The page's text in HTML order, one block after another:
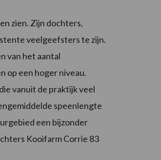
zien. Zijn dochters,
veelgeefsters te zijn.
van het aantal
op een hoger niveau.
vanuit de praktijk veel
speenlengte
een bijzonder
Kooifarm Corrie 83